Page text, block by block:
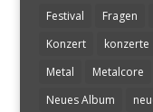
Festival
Fragen
Konzert
konzerte
Metal
Metalcore
Neues Album